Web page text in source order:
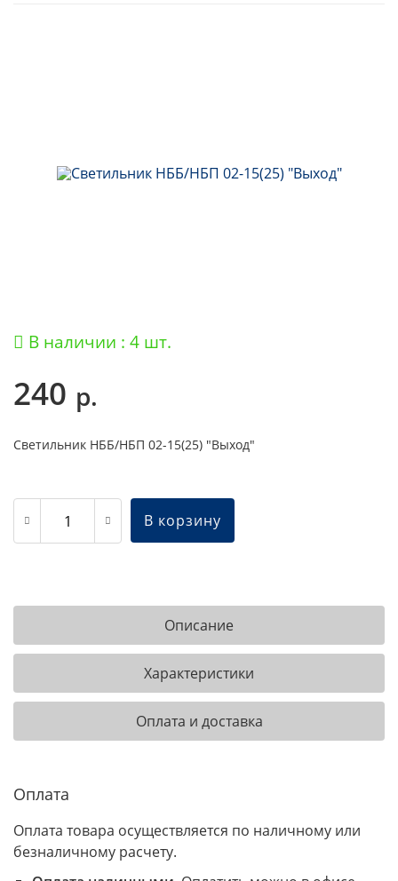
В наличии : 4 шт.
240 р.
Светильник НББ/НБП 02-15(25) "Выход"
В корзину
Описание
Характеристики
Оплата и доставка
Оплата
Оплата товара осуществляется по наличному или
безналичному расчету.